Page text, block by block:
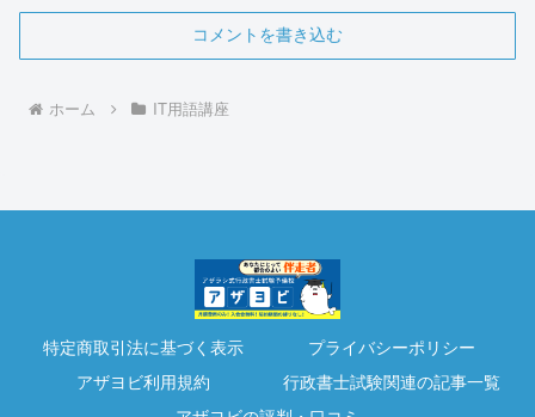
コメントを書き込む
ホーム IT用語講座
特定商取引法に基づく表示
プライバシーポリシー
アザヨビ利用規約
行政書士試験関連の記事一覧